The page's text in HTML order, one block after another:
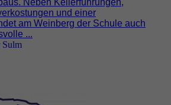
und einer
am Weinberg der Schule auch
...
Sulm